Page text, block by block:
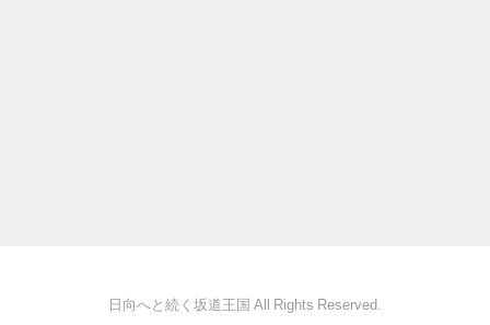
日向へと続く坂道王国 All Rights Reserved.